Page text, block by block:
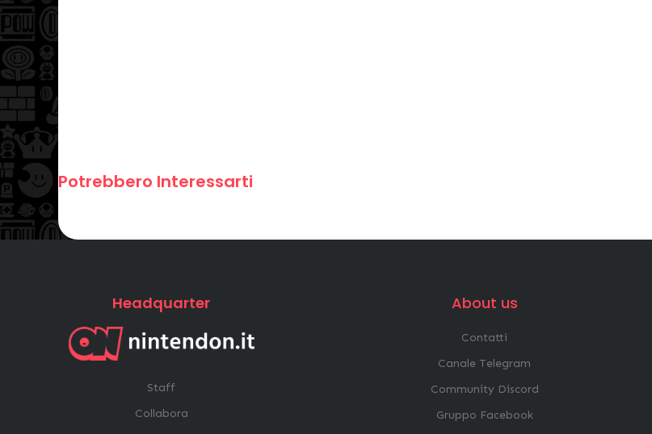
Potrebbero Interessarti
Headquarter
Staff
Collabora
About us
Contatti
Canale Telegram
Community Discord
Gruppo Facebook